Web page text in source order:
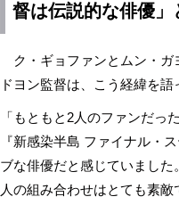
督は伝説的な俳優」
ク・ギョファンとムン・ガ
ドヨン監督は、こう経緯を語
「もともと2人のファンだ
『新感染半島 ファイナル・
ブな俳優だと感じていまし
人の組み合わせはとても素